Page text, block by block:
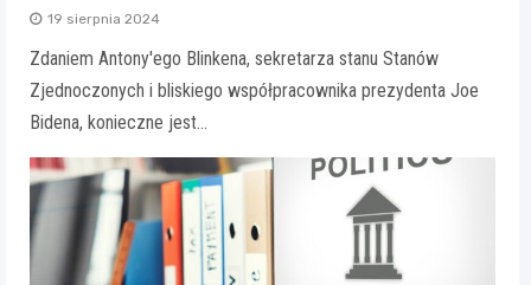
19 sierpnia 2024
Zdaniem Antony'ego Blinkena, sekretarza stanu Stanów
Zjednoczonych i bliskiego współpracownika prezydenta Joe
Bidena, konieczne jest…